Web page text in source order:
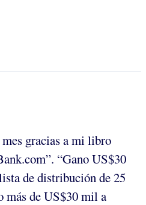
gracias a mi libro
“Gano US$30
de distribución de 25
más de US$30 mil a